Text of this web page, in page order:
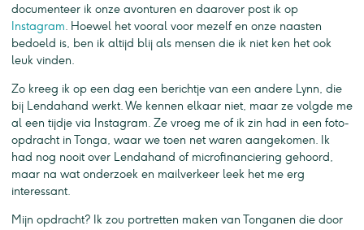
documenteer ik onze avonturen en daarover post ik op
Instagram. Hoewel het vooral voor mezelf en onze naasten
bedoeld is, ben ik altijd blij als mensen die ik niet ken het ook
leuk vinden.
Zo kreeg ik op een dag een berichtje van een andere Lynn, die
bij Lendahand werkt. We kennen elkaar niet, maar ze volgde me
al een tijdje via Instagram. Ze vroeg me of ik zin had in een foto-
opdracht in Tonga, waar we toen net waren aangekomen. Ik
had nog nooit over Lendahand of microfinanciering gehoord,
maar na wat onderzoek en mailverkeer leek het me erg
interessant.
Mijn opdracht? Ik zou portretten maken van Tonganen die door